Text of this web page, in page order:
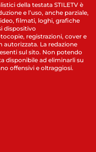
della testata STILETV è
e l’uso, anche parziale,
filmati, loghi, grafiche
dispositivo
registrazioni, cover e
La redazione
sul sito. Non potendo
disponibile ad eliminarli su
offensivi e oltraggiosi.